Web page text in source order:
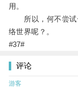
用。
所以，何不尝试
络世界呢？。
#37#
评论
游客